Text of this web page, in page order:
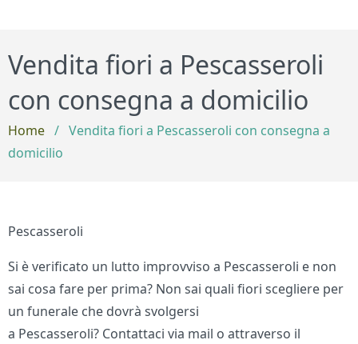
Vendita fiori a Pescasseroli
con consegna a domicilio
Home / Vendita fiori a Pescasseroli con consegna a
domicilio
Pescasseroli
Si è verificato un lutto improvviso a Pescasseroli e non
sai cosa fare per prima? Non sai quali fiori scegliere per
un funerale che dovrà svolgersi
a Pescasseroli? Contattaci via mail o attraverso il